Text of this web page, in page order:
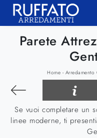
Parete
Home - Arredamento
Se vuoi completare un
linee moderne, ti